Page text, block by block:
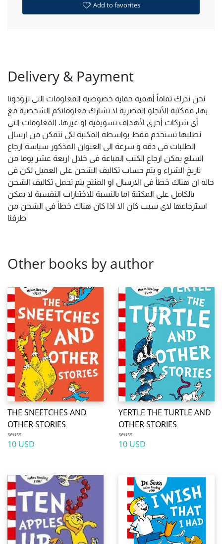
Add to favorites
Delivery & Payment
نحن ندرك تماماً أهمية حماية خصوصية المعلومات التي تزودونا
بها, فمكتبة الأنجلو المصرية لا تشارك معلوماتكم الشخصية مع
أي شركات أخرى لأهداف تسويقية او غيرها. المعلومات التي
نطلبها تستخدم فقط بواسطة المكتبة لكى نتمكن من ارسال
الطلبات فى دقه و سرعة الى العنوان المذكور سياسة ارجاع
السلع يمكن ارجاع الكتب المباعة فى خلال اربعة عشر يوما من
تاريخ الشراء و يتم حساب تكاليف الشحن على العميل لكن فى
حاله ان هناك خطأ فى الارسال او المنتج يتم تحمل تكاليف الشحن
بالكامل على المكتبة اما بالنسبة للاختبارات النفسية لا يمكن
استرجاعها لاى سبب كان الا اذا كان هناك خطأ فى الشحن من
طرفنا
Other books by author
THE SNEETCHES AND
OTHER STORIES
seuss
10 USD
YERTLE THE TURTLE AND
OTHER STORIES
seuss
10 USD